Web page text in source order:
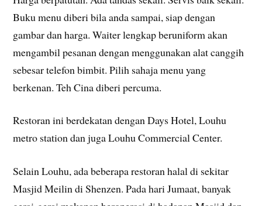
Buku menu diberi bila anda sampai, siap dengan
gambar dan harga. Waiter lengkap beruniform akan
mengambil pesanan dengan menggunakan alat canggih
sebesar telefon bimbit. Pilih sahaja menu yang
berkenan. Teh Cina diberi percuma.
Restoran ini berdekatan dengan Days Hotel, Louhu
metro station dan juga Louhu Commercial Center.
Selain Louhu, ada beberapa restoran halal di sekitar
Masjid Meilin di Shenzen. Pada hari Jumaat, banyak